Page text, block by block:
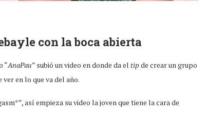
con la boca abierta
“AnaPau” subió un video en donde da el tip de crear un grupo
ver en lo que va del año.
así empieza su video la joven que tiene la cara de